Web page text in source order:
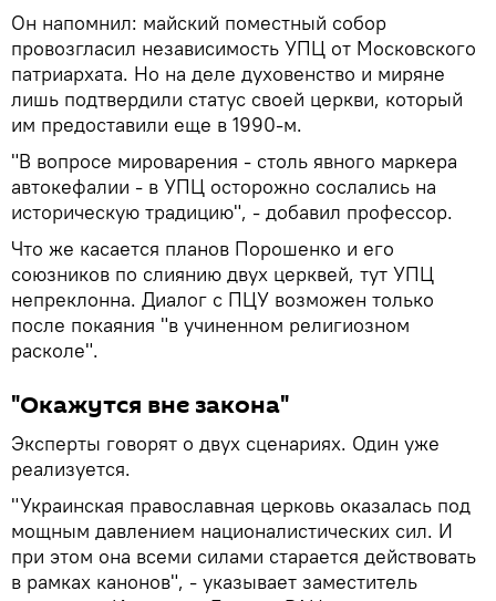
Он напомнил: майский поместный собор
провозгласил независимость УПЦ от Московского
патриархата. Но на деле духовенство и миряне
лишь подтвердили статус своей церкви, который
им предоставили еще в 1990-м.
"В вопросе мироварения - столь явного маркера
автокефалии - в УПЦ осторожно сослались на
историческую традицию", - добавил профессор.
Что же касается планов Порошенко и его
союзников по слиянию двух церквей, тут УПЦ
непреклонна. Диалог с ПЦУ возможен только
после покаяния "в учиненном религиозном
расколе".
"Окажутся вне закона"
Эксперты говорят о двух сценариях. Один уже
реализуется.
"Украинская православная церковь оказалась под
мощным давлением националистических сил. И
при этом она всеми силами старается действовать
в рамках канонов", - указывает заместитель